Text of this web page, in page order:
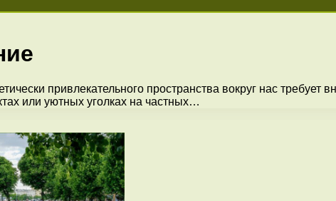
привлекательного пространства вокруг нас
или уютных уголках на частных…